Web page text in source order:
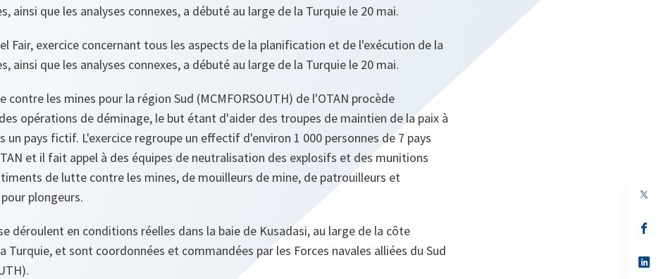
ainsi que les analyses connexes, a débuté au large de la Turquie le 20 mai.
Fair, exercice concernant tous les aspects de la planification et de l'exécution de la
ainsi que les analyses connexes, a débuté au large de la Turquie le 20 mai.
contre les mines pour la région Sud (MCMFORSOUTH) de l'OTAN procède
opérations de déminage, le but étant d'aider des troupes de maintien de la paix à
un pays fictif. L'exercice regroupe un effectif d'environ 1 000 personnes de 7 pays
et il fait appel à des équipes de neutralisation des explosifs et des munitions
de lutte contre les mines, de mouilleurs de mine, de patrouilleurs et
plongeurs.
déroulent en conditions réelles dans la baie de Kusadasi, au large de la côte
Turquie, et sont coordonnées et commandées par les Forces navales alliées du Sud